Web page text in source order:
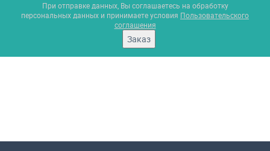
При отправке данных, Вы соглашаетесь на обработку
персональных данных и принимаете условия Пользовательского
соглашения
Заказ